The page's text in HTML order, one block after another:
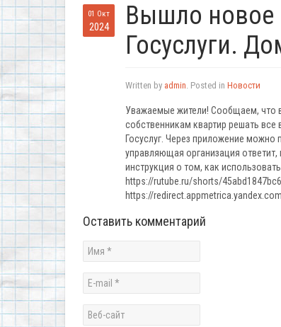
01 Окт
2024
Вышло новое
Госуслуги.
Written by admin. Posted in Новости
Уважаемые жители! Сообщаем, что
собственникам квартир решать
Госуслуг. Через приложение можно
управляющая организация
инструкция о том, как
https://rutube.ru/shorts/
https://
Оставить комментарий